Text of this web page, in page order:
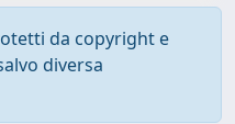
da copyright e
diversa